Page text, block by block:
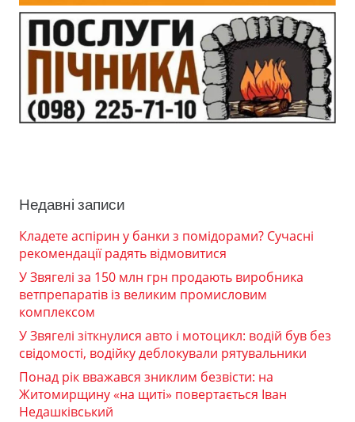
Недавні записи
Кладете аспірин у банки з помідорами? Сучасні
рекомендації радять відмовитися
У Звягелі за 150 млн грн продають виробника
ветпрепаратів із великим промисловим
комплексом
У Звягелі зіткнулися авто і мотоцикл: водій був без
свідомості, водійку деблокували рятувальники
Понад рік вважався зниклим безвісти: на
Житомирщину «на щиті» повертається Іван
Недашківський